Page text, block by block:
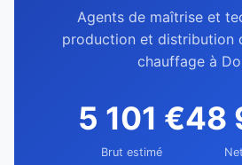
Agents de maîtrise et
production et distribution
chauffage à
5 101 €
Brut estimé
48